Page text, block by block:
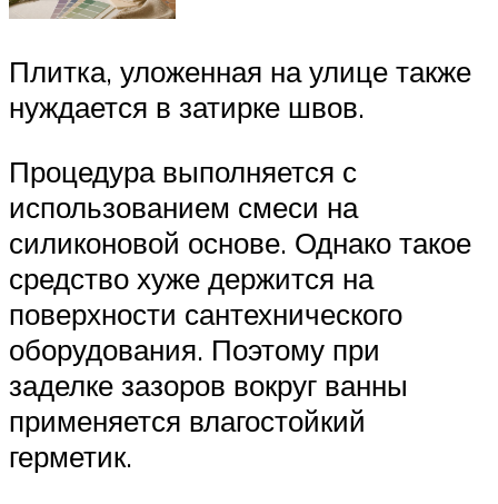
Плитка, уложенная на улице также
нуждается в затирке швов.
Процедура выполняется с
использованием смеси на
силиконовой основе. Однако такое
средство хуже держится на
поверхности сантехнического
оборудования. Поэтому при
заделке зазоров вокруг ванны
применяется влагостойкий
герметик.